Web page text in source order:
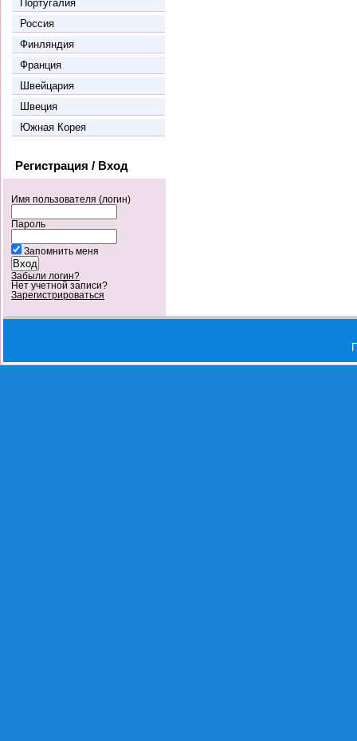
Португалия
Россия
Финляндия
Франция
Швейцария
Швеция
Южная Корея
Регистрация / Вход
Имя пользователя (логин)
Пароль
Запомнить меня
Забыли логин?
Нет учетной записи?
Зарегистрироваться